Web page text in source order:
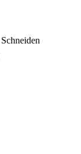
Schneiden